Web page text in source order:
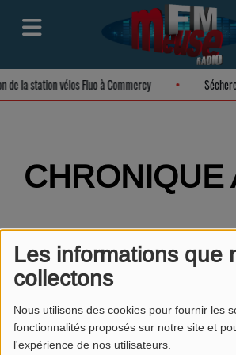
Les informations que
collectons
Nous utilisons des cookies pour fournir les
fonctionnalités proposés sur notre site et
l'expérience de nos utilisateurs.
de la station vélos Fluo à Commercy
CHRONIQUE